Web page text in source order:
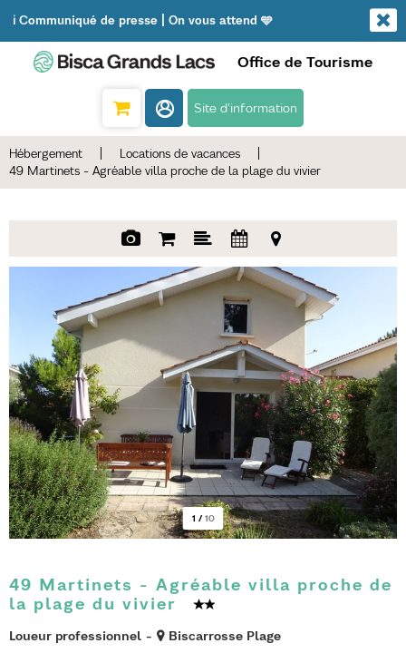
ℹ️ Communiqué de presse | On vous attend 🩵
Office de Tourisme
Site d'information
Hébergement Locations de vacances
49 Martinets - Agréable villa proche de la plage du vivier
1 / 10
49 Martinets - Agréable villa proche de
la plage du vivier
Loueur professionnel Biscarrosse Plage